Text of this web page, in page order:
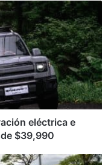
eléctrica e
$39,990